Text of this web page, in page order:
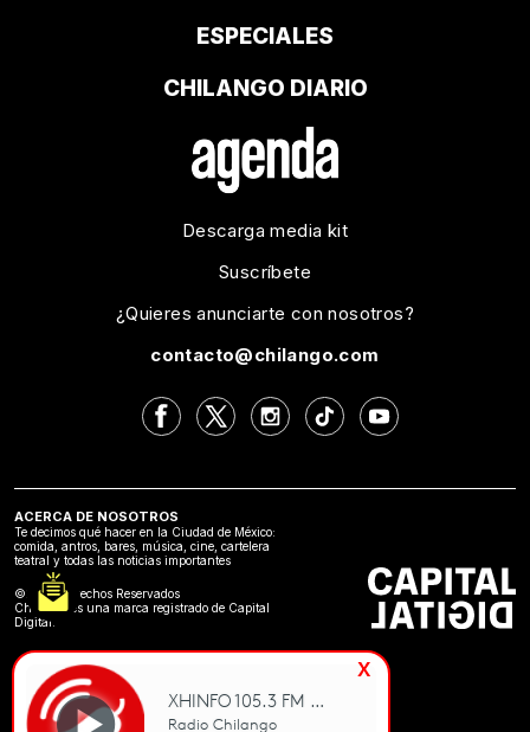
ESPECIALES
CHILANGO DIARIO
Descarga media kit
Suscríbete
¿Quieres anunciarte con nosotros?
contacto@chilango.com
ACERCA DE NOSOTROS
Te decimos qué hacer en la Ciudad de México:
comida, antros, bares, música, cine, cartelera
teatral y todas las noticias importantes
©2024 Derechos Reservados
Chilango es una marca registrado de Capital
Digital.
x